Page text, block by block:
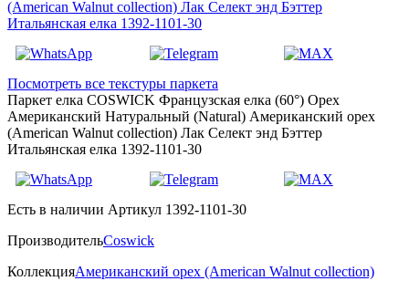
Посмотреть все текстуры паркета
Паркет елка COSWICK Французская елка (60°) Орех
Американский Натуральный (Natural) Американский орех
(American Walnut collection) Лак Селект энд Бэттер
Итальянская елка 1392-1101-30
Есть в наличии Артикул 1392-1101-30
ПроизводительCoswick
КоллекцияАмериканский орех (American Walnut collection)